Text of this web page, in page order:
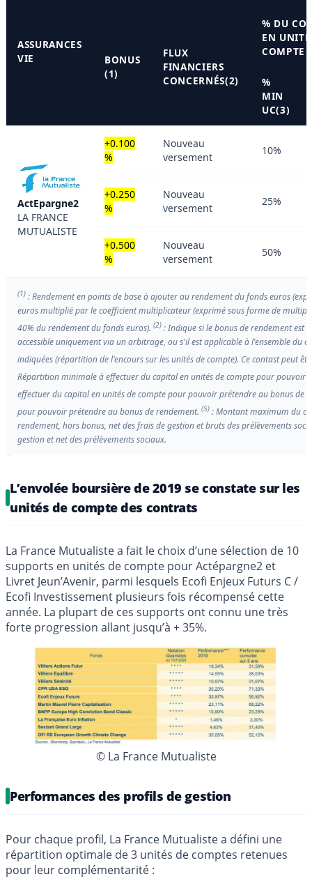
ASSURANCES
VIE
BONUS
(1)
FLUX
FINANCIERS
CONCERNÉS(2)
% DU
EN
COMPTE
%
MIN
UC(3)
ActEpargne2
LA FRANCE
MUTUALISTE
+0.100
%
Nouveau
versement
10%
+0.250
%
Nouveau
versement
25%
+0.500
%
Nouveau
versement
50%
(1) : Rendement en points de base à ajouter au rendement du fonds euros
euros multiplié par le coefficient multiplicateur (exprimé sous forme de
40% du rendement du fonds euros). (2) : Indique si le bonus de rendement est
accessible uniquement via un arbitrage, ou s'il est applicable à l'ensemble du
indiquées (répartition de l'encours sur les unités de compte). Ce contast peut
Répartition minimale à effectuer du capital en unités de compte pour pouvoir
effectuer du capital en unités de compte pour pouvoir prétendre au bonus de
pour pouvoir prétendre au bonus de rendement. (5) : Montant maximum du
rendement, hors bonus, net des frais de gestion et bruts des prélèvements
gestion et net des prélèvements sociaux.
L’envolée boursière de 2019 se constate sur les
unités de compte des contrats
La France Mutualiste a fait le choix d’une sélection de 10
supports en unités de compte pour Actépargne2 et
Livret Jeun’Avenir, parmi lesquels Ecofi Enjeux Futurs C /
Ecofi Investissement plusieurs fois récompensé cette
année. La plupart de ces supports ont connu une très
forte progression allant jusqu’à + 35%.
© La France Mutualiste
Performances des profils de gestion
Pour chaque profil, La France Mutualiste a défini une
répartition optimale de 3 unités de comptes retenues
pour leur complémentarité :